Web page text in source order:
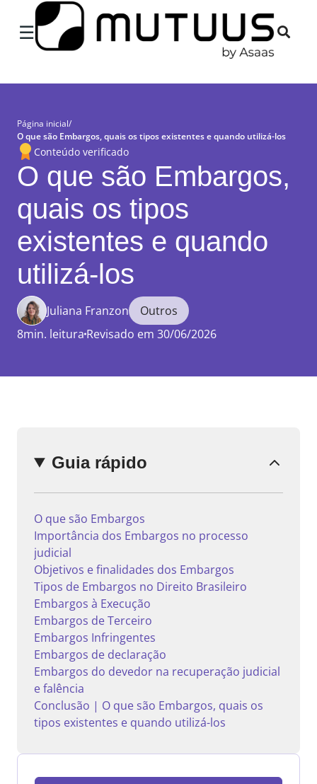
☰
Página inicial/
O que são Embargos, quais os tipos existentes e quando utilizá-los
Conteúdo verificado
O que são Embargos,
quais os tipos
existentes e quando
utilizá-los
Juliana Franzon
Outros
8min. leitura Revisado em 30/06/2026
Guia rápido
O que são Embargos
Importância dos Embargos no processo
judicial
Objetivos e finalidades dos Embargos
Tipos de Embargos no Direito Brasileiro
Embargos à Execução
Embargos de Terceiro
Embargos Infringentes
Embargos de declaração
Embargos do devedor na recuperação judicial
e falência
Conclusão | O que são Embargos, quais os
tipos existentes e quando utilizá-los